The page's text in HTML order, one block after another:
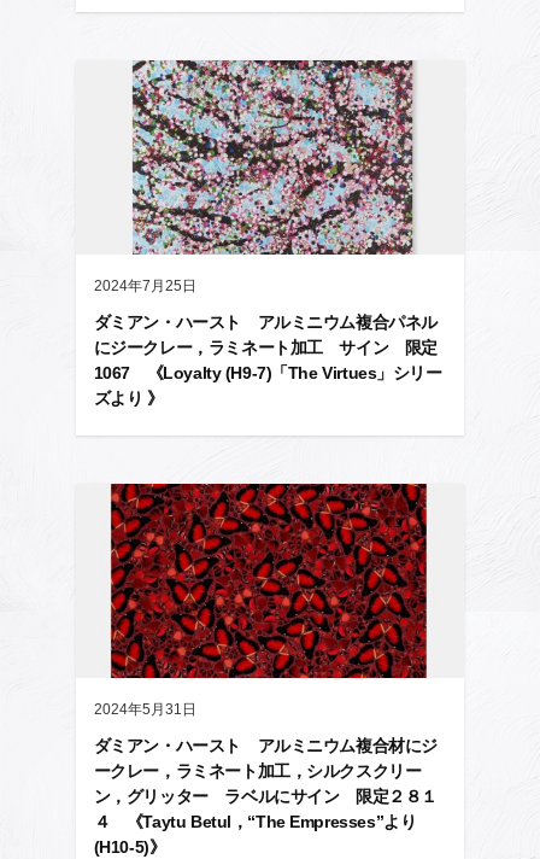
2024年7月25日
ダミアン・ハースト アルミニウム複合パネル
にジークレー，ラミネート加工 サイン 限定
1067 《Loyalty (H9-7)「The Virtues」シリー
ズより 》
2024年5月31日
ダミアン・ハースト アルミニウム複合材にジ
ークレー，ラミネート加工，シルクスクリー
ン，グリッター ラベルにサイン 限定２８１
４ 《Taytu Betul，“The Empresses”より
(H10-5)》